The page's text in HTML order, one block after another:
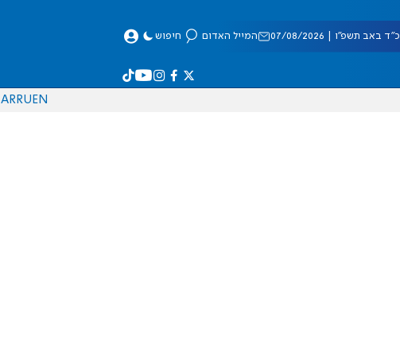
כ"ד באב תשפ"ו | 07/08/2026 המייל האדום חיפוש
EN
RU
AR